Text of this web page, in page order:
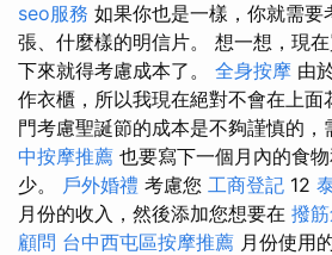
seo服務 如果你也是一樣，你就需要
張、什麼樣的明信片。 想一想，現
下來就得考慮成本了。 全身按摩 由
作衣櫃，所以我現在絕對不會在上面
門考慮聖誕節的成本是不夠謹慎的，
中按摩推薦 也要寫下一個月內的食
少。 戶外婚禮 考慮您 工商登記 12
月份的收入，然後添加您想要在 撥
顧問 台中西屯區按摩推薦 月份使用